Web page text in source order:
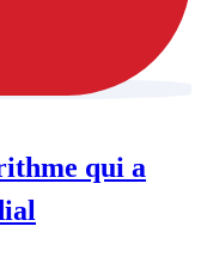
qui a